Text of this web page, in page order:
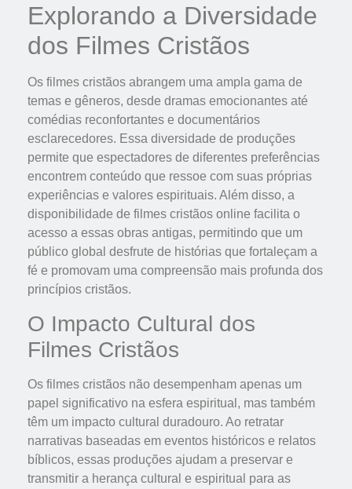
Explorando a Diversidade
dos Filmes Cristãos
Os filmes cristãos abrangem uma ampla gama de
temas e gêneros, desde dramas emocionantes até
comédias reconfortantes e documentários
esclarecedores. Essa diversidade de produções
permite que espectadores de diferentes preferências
encontrem conteúdo que ressoe com suas próprias
experiências e valores espirituais. Além disso, a
disponibilidade de filmes cristãos online facilita o
acesso a essas obras antigas, permitindo que um
público global desfrute de histórias que fortaleçam a
fé e promovam uma compreensão mais profunda dos
princípios cristãos.
O Impacto Cultural dos
Filmes Cristãos
Os filmes cristãos não desempenham apenas um
papel significativo na esfera espiritual, mas também
têm um impacto cultural duradouro. Ao retratar
narrativas baseadas em eventos históricos e relatos
bíblicos, essas produções ajudam a preservar e
transmitir a herança cultural e espiritual para as